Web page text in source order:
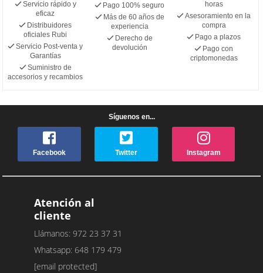
Servicio rápido y
eficaz
Distribuidores
oficiales Rubi
Servicio Post-venta y
Garantías
Suministro de
accesorios y recambios
Pago 100% seguro
Más de 60 años de
experiencia
Derecho de
devolución
horas
Asesoramiento en la
compra
Pago a plazos
Pago con
criptomonedas
Síguenos en...
Facebook Twitter Instagram
Atención al
cliente
Llámanos: 972 23 37 31
Whatsapp: 648 179 479
[email protected]